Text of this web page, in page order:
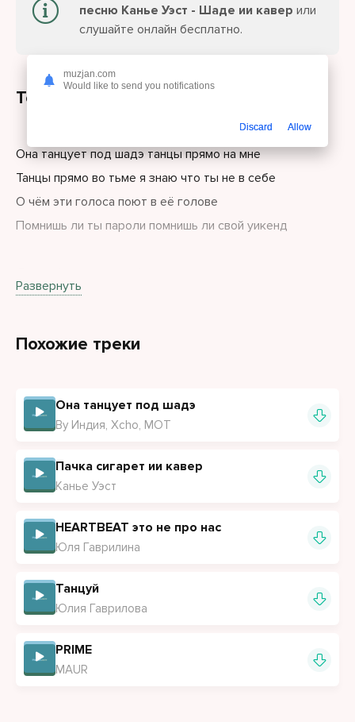
песню Канье Уэст - Шаде ии кавер или
слушайте онлайн бесплатно.
Текст песни
Она танцует под шадэ танцы прямо на мне
Танцы прямо во тьме я знаю что ты не в себе
О чём эти голоса поют в её голове
Помнишь ли ты пароли помнишь ли свой уикенд
Знает мой адрес пятый этаж
Отбросим в сторону сомнения
На мне костюм типа Сопрано
Жди меня там у ресторана
Сонными глазами твоими лунными
Ночами, днями безумными
Играя струнами моей души и минутами
Развернуть
Похожие треки
Она танцует под шадэ
By Индия, Xcho, MOT
Пачка сигарет ии кавер
Канье Уэст
HEARTBEAT это не про нас
Юля Гаврилина
Танцуй
Юлия Гаврилова
PRIME
MAUR
muzjan.com
Would like to send you notifications
Discard Allow